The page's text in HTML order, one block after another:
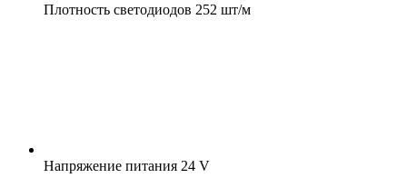
Плотность светодиодов 252 шт/м
Напряжение питания 24 V